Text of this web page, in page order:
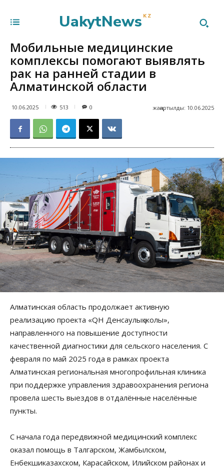
UakytNews KZ
Мобильные медицинские
комплексы помогают выявлять
рак на ранней стадии в
Алматинской области
10.06.2025 513 жаңартылды: 10.06.2025
0
Алматинская область продолжает активную
реализацию проекта «QH Денсаулық жолы»,
направленного на повышение доступности
качественной диагностики для сельского населения. С
февраля по май 2025 года в рамках проекта
Алматинская региональная многопрофильная клиника
при поддержке управления здравоохранения региона
провела шесть выездов в отдалённые населённые
пункты.
С начала года передвижной медицинский комплекс
оказал помощь в Талгарском, Жамбылском,
Енбекшиказахском, Карасайском, Илийском районах и